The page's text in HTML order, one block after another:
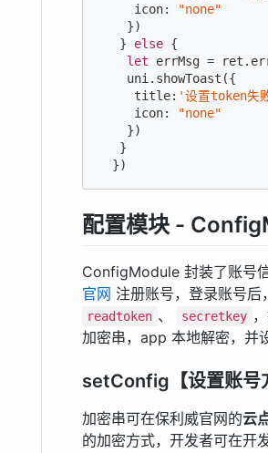
     icon:
"none"
    })
   }
else {
let errMsg =
    uni.showToast({
     title:
'设置token失
     icon:
"none"
    })
   }
  })
配置模块 -
ConfigModule 封装了账号
官网 注册账号，登录账号后
readtoken 、 secretkey
加密串，app 本地解密，并
setConfig【设置账号
加密串可在保利威官网的云
的加密方式，开发者可在开